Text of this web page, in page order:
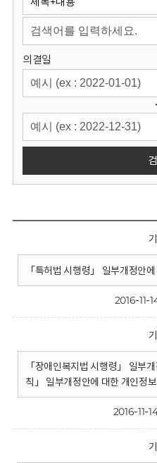
회
의결일
「특허법 시행령」 일부개정안
2016-11-
「장애인복지법 시행령」 일부
칙」 일부개정안에 대한 개인정
2016-11-